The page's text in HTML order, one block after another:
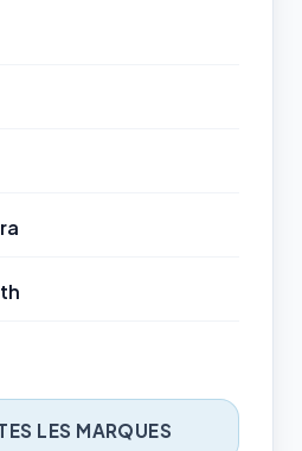
LES MARQUES